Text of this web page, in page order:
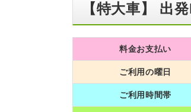
【特大車】 出
料金お支払い
ご利用の曜日
ご利用時間帯